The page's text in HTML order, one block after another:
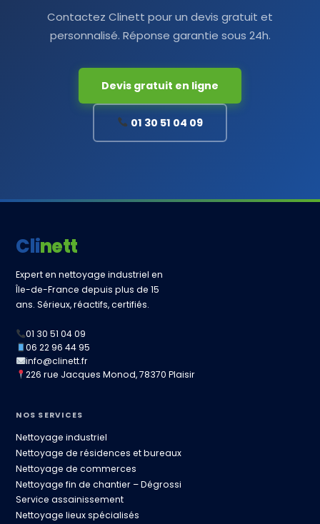
Contactez Clinett pour un devis gratuit et
personnalisé. Réponse garantie sous 24h.
Devis gratuit en ligne
01 30 51 04 09
Clinett
Expert en nettoyage industriel en
Île-de-France depuis plus de 15
ans. Sérieux, réactifs, certifiés.
01 30 51 04 09
06 22 96 44 95
info@clinett.fr
226 rue Jacques Monod, 78370 Plaisir
NOS SERVICES
Nettoyage industriel
Nettoyage de résidences et bureaux
Nettoyage de commerces
Nettoyage fin de chantier – Dégrossi
Service assainissement
Nettoyage lieux spécialisés